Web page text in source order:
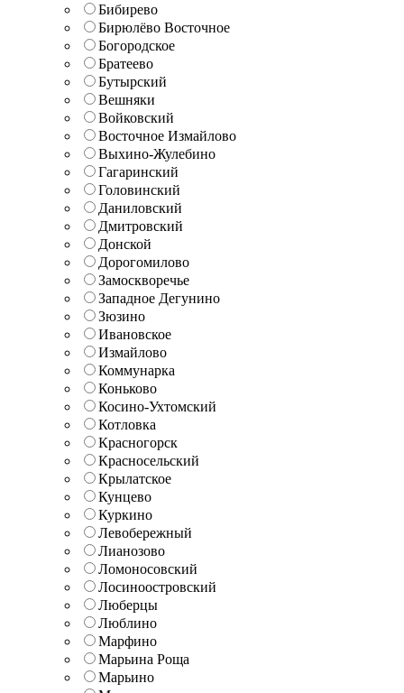
Бибирево
Бирюлёво Восточное
Богородское
Братеево
Бутырский
Вешняки
Войковский
Восточное Измайлово
Выхино-Жулебино
Гагаринский
Головинский
Даниловский
Дмитровский
Донской
Дорогомилово
Замоскворечье
Западное Дегунино
Зюзино
Ивановское
Измайлово
Коммунарка
Коньково
Косино-Ухтомский
Котловка
Красногорск
Красносельский
Крылатское
Кунцево
Куркино
Левобережный
Лианозово
Ломоносовский
Лосиноостровский
Люберцы
Люблино
Марфино
Марьина Роща
Марьино